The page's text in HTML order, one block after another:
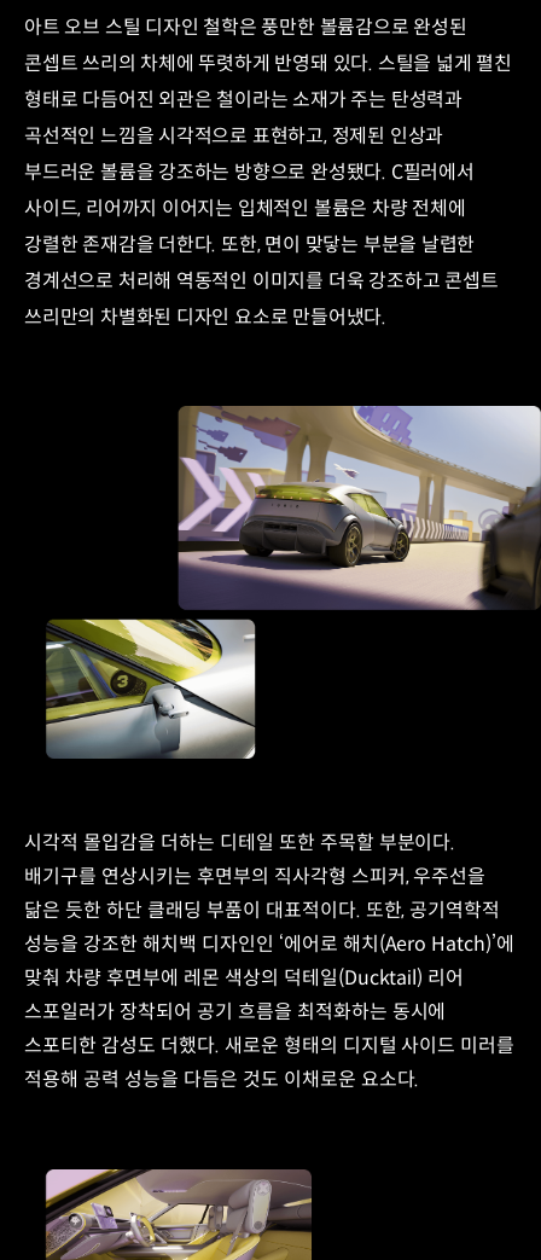
아트 오브 스틸 디자인 철학은 풍만한 볼륨감으로 완성된
콘셉트 쓰리의 차체에 뚜렷하게 반영돼 있다. 스틸을 넓게 펼친
형태로 다듬어진 외관은 철이라는 소재가 주는 탄성력과
곡선적인 느낌을 시각적으로 표현하고, 정제된 인상과
부드러운 볼륨을 강조하는 방향으로 완성됐다. C필러에서
사이드, 리어까지 이어지는 입체적인 볼륨은 차량 전체에
강렬한 존재감을 더한다. 또한, 면이 맞닿는 부분을 날렵한
경계선으로 처리해 역동적인 이미지를 더욱 강조하고 콘셉트
쓰리만의 차별화된 디자인 요소로 만들어냈다.
시각적 몰입감을 더하는 디테일 또한 주목할 부분이다.
배기구를 연상시키는 후면부의 직사각형 스피커, 우주선을
닮은 듯한 하단 클래딩 부품이 대표적이다. 또한, 공기역학적
성능을 강조한 해치백 디자인인 ‘에어로 해치(Aero Hatch)’에
맞춰 차량 후면부에 레몬 색상의 덕테일(Ducktail) 리어
스포일러가 장착되어 공기 흐름을 최적화하는 동시에
스포티한 감성도 더했다. 새로운 형태의 디지털 사이드 미러를
적용해 공력 성능을 다듬은 것도 이채로운 요소다.